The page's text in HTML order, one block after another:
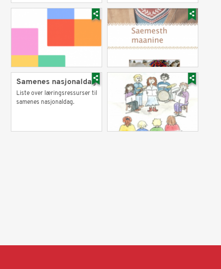
Samenes nasjonaldag
Liste over læringsressurser til
samenes nasjonaldag.